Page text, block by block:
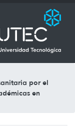
por el
en